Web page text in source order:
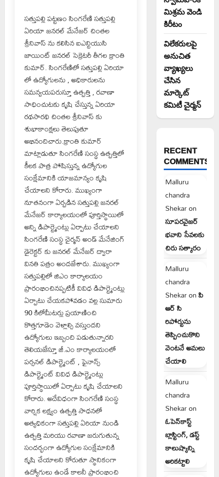
సత్తుపల్లి పట్టణం సింగరేణి సత్తుపల్లి
ఏరియా జనరల్ మేనేజర్ చింతల
శ్రీనివాస్ ను కలిసిన ఐఎన్టియుసి
జాయింట్ జనరల్ సెక్రెటరీ తీగల క్రాంతి
కుమార్. సింగరేణిలో సత్తుపల్లి ఏరియా
లో ఉద్యోగులను , అధికారులను
సమన్వయపరుస్తూ ఉత్పత్తి , రవాణా
సాధించుటకు కృషి చేస్తున్న ఏరియా
రథసారథి చింతల శ్రీనివాస్ కు
శుభాకాంక్షలు తెలుపుతూ
అభినందిచారు.క్రాంతి కుమార్
మాట్లాడుతూ సింగరేణి సంస్థ ఉత్పత్తిలో
కీలక పాత్ర పోషిస్తున్న ఉద్యోగుల
సంక్షేమానికి యాజమాన్యం కృషి
చేయాలని కోరారు. ముఖ్యంగా
నూతనంగా ఏర్పడిన సత్తుపల్లి జనరల్
మేనేజర్ కార్యాలయంలో పూర్తిస్థాయిలో
అన్ని డిపార్ట్మెంట్లు ఏర్పాటు చేయాలని
సింగరేణి సంస్థ చైర్మన్ అండ్ మేనేజింగ్
డైరెక్టర్ కు జనరల్ మేనేజర్ ద్వారా
వినతి పత్రం అందజేశారు. ముఖ్యంగా
సత్తుపల్లిలో జిఎం కార్యాలయం
ప్రారంభించినప్పటికీ వివిధ డిపార్ట్మెంట్లు
ఏర్పాటు చేయకపోవడం వల్ల సుమారు
90 కిలోమీటర్లు ప్రయాణించి
కొత్తగూడెం వెళ్లాల్సి వస్తుందని
ఉద్యోగులు ఇబ్బంది పడుతున్నారని
తెలియజేస్తూ జీ.ఎం కార్యాలయంలో
పర్సనల్ డిపార్ట్మెంట్ , ఫైనాన్స్
డిపార్ట్మెంట్ వివిధ డిపార్ట్మెంట్లు
పూర్తిస్థాయిలో ఏర్పాటు కృషి చేయాలని
కోరారు. అదేవిధంగా సింగరేణి సంస్థ
వార్షిక లక్ష్యం ఉత్పత్తి సాధనలో
అత్యధికంగా సత్తుపల్లి ఏరియా నుండి
ఉత్పత్తి మరియు రవాణా జరుగుతున్న
సందర్భంగా ఉద్యోగుల సంక్షేమానికి
కృషి చేయాలని కోరుతూ స్థానికంగా
ఉద్యోగులు ఉండే కాలనీ ప్రారంభించి
మిశ్రమ వెండి
కిరీటం
విలేకరులపై
అనుచిత
వ్యాఖ్యలు
చేసిన
మార్కెట్
కమిటీ చైర్మన్‌
RECENT
COMMENTS
Malluru
chandra
Shekaron
సూపరవైజర్
భవాని సేవలకు
చిరు సత్కారం
Malluru
chandra
Shekaronపి
ఆర్ సి
రిపోర్టును
తెప్పించుకొని
వెంటనే అమలు
చేయాలి
Malluru
chandra
Shekaron
ఓపెన్‌కాస్ట్
బ్లాస్టింగ్, డస్ట్
కాలుష్యాన్ని
అరికట్టాలి